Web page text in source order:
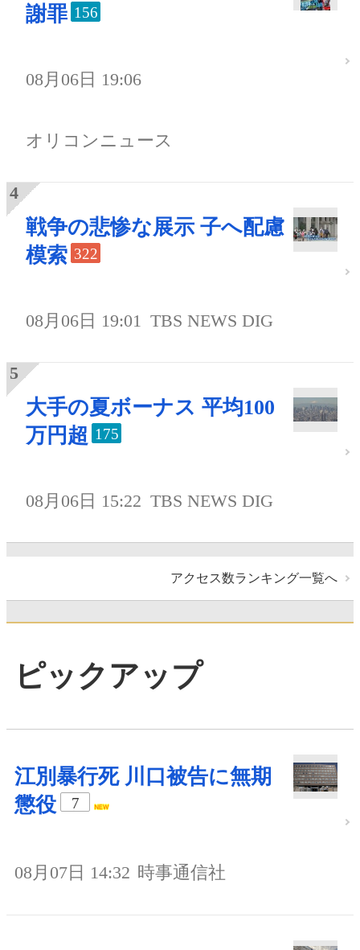
謝罪 156
08月06日 19:06
オリコンニュース
戦争の悲惨な展示 子へ配慮
模索 322
08月06日 19:01 TBS NEWS DIG
大手の夏ボーナス 平均100
万円超 175
08月06日 15:22 TBS NEWS DIG
アクセス数ランキング一覧へ
ピックアップ
江別暴行死 川口被告に無期
懲役
7
08月07日 14:32 時事通信社